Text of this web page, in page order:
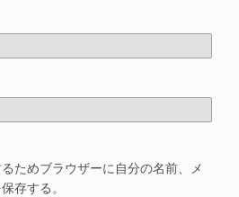
ためブラウザーに自分の名前、メ
存する。